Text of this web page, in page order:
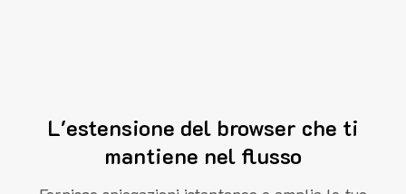
L'estensione del browser che ti
mantiene nel flusso